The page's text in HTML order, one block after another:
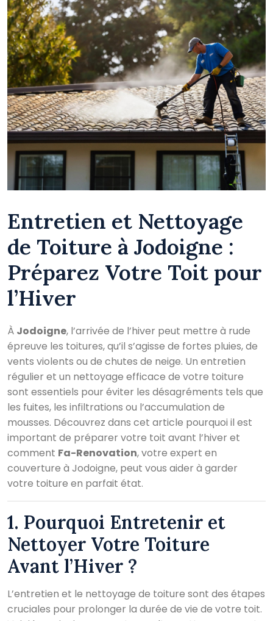
Entretien et Nettoyage
de Toiture à Jodoigne :
Préparez Votre Toit pour
l’Hiver
À Jodoigne, l’arrivée de l’hiver peut mettre à rude
épreuve les toitures, qu’il s’agisse de fortes pluies, de
vents violents ou de chutes de neige. Un entretien
régulier et un nettoyage efficace de votre toiture
sont essentiels pour éviter les désagréments tels que
les fuites, les infiltrations ou l’accumulation de
mousses. Découvrez dans cet article pourquoi il est
important de préparer votre toit avant l’hiver et
comment Fa-Renovation, votre expert en
couverture à Jodoigne, peut vous aider à garder
votre toiture en parfait état.
1. Pourquoi Entretenir et
Nettoyer Votre Toiture
Avant l’Hiver ?
L’entretien et le nettoyage de toiture sont des étapes
cruciales pour prolonger la durée de vie de votre toit.